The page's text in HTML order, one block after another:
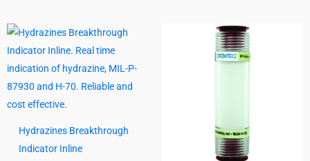
Hydrazines Breakthrough
Indicator Inline